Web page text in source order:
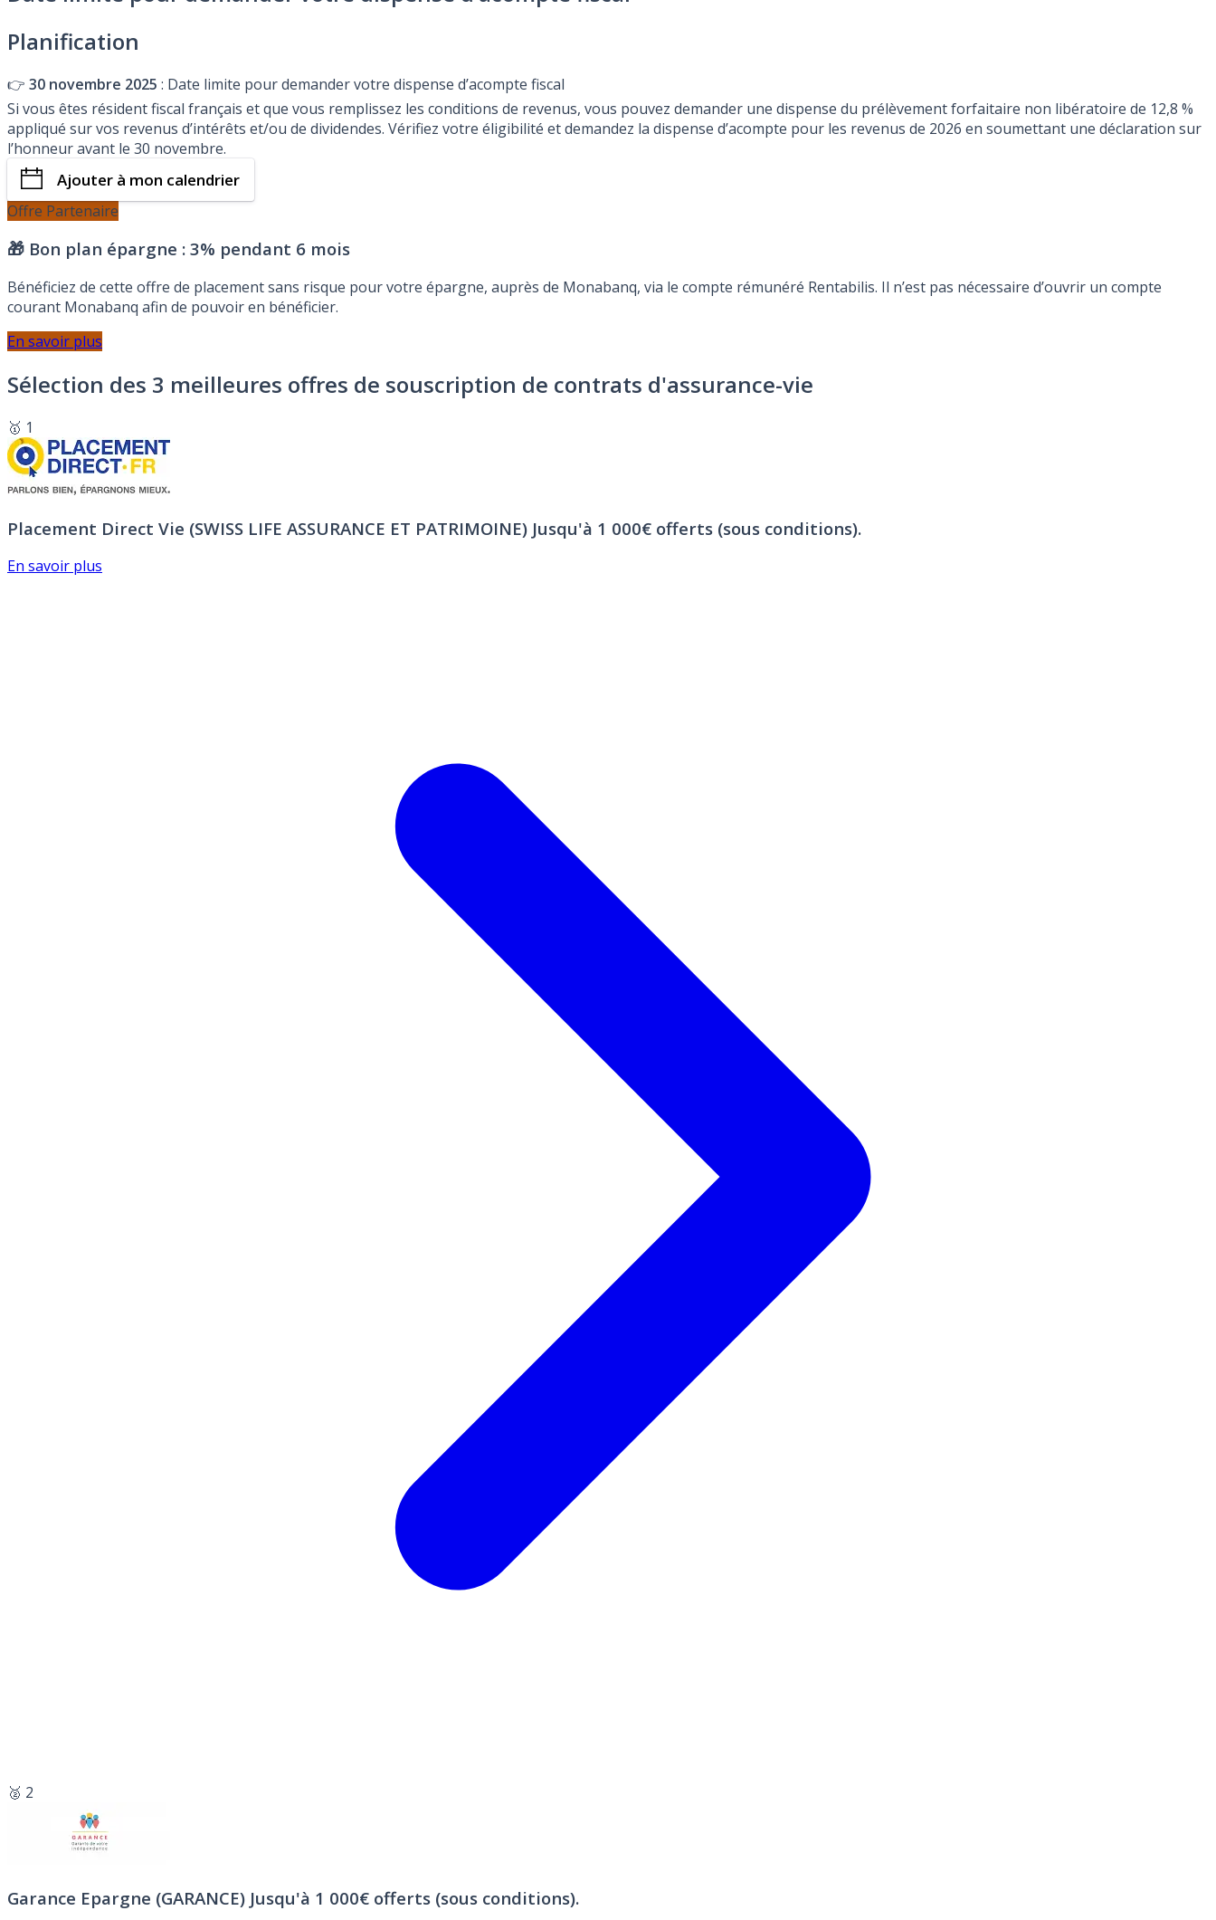
Planification
👉 30 novembre 2025 : Date limite pour demander votre dispense d’acompte fiscal
Si vous êtes résident fiscal français et que vous remplissez les conditions de revenus, vous pouvez demander une dispense du prélèvement forfaitaire non libératoire de 12,8 %
appliqué sur vos revenus d’intérêts et/ou de dividendes. Vérifiez votre éligibilité et demandez la dispense d’acompte pour les revenus de 2026 en soumettant une déclaration sur
l’honneur avant le 30 novembre.
Ajouter à mon calendrier
Offre Partenaire
🎁 Bon plan épargne : 3% pendant 6 mois
Bénéficiez de cette offre de placement sans risque pour votre épargne, auprès de Monabanq, via le compte rémunéré Rentabilis. Il n’est pas nécessaire d’ouvrir un compte
courant Monabanq afin de pouvoir en bénéficier.
En savoir plus
Sélection des 3 meilleures offres de souscription de contrats d'assurance-vie
🥇 1
Placement Direct Vie (SWISS LIFE ASSURANCE ET PATRIMOINE) Jusqu'à 1 000€ offerts (sous conditions).
En savoir plus
🥈 2
Garance Epargne (GARANCE) Jusqu'à 1 000€ offerts (sous conditions).